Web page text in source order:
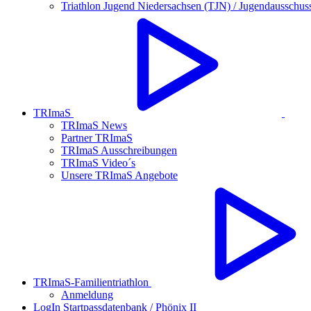
Triathlon Jugend Niedersachsen (TJN) /
TRImaS
TRImaS News
Partner TRImaS
TRImaS Ausschreibungen
TRImaS Video´s
Unsere TRImaS Angebote
TRImaS-Familientriathlon
Anmeldung
LogIn Startpassdatenbank / Phönix II